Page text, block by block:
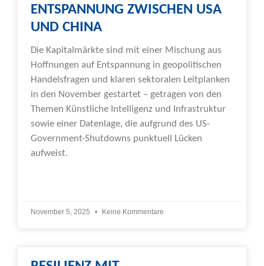
ENTSPANNUNG ZWISCHEN USA
UND CHINA
Die Kapitalmärkte sind mit einer Mischung aus
Hoffnungen auf Entspannung in geopolitischen
Handelsfragen und klaren sektoralen Leitplanken
in den November gestartet – getragen von den
Themen Künstliche Intelligenz und Infrastruktur
sowie einer Datenlage, die aufgrund des US-
Government-Shutdowns punktuell Lücken
aufweist.
November 5, 2025 Keine Kommentare